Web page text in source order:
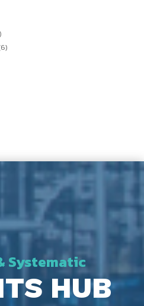
า
สินค้า
66
Systematic
HUB